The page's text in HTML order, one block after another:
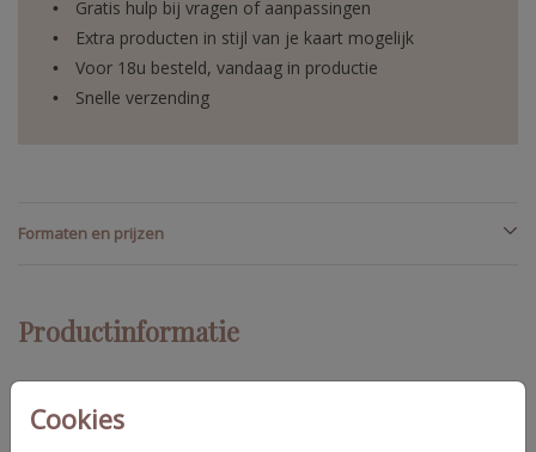
Cookies
Gratis hulp bij vragen of aanpassingen
Extra producten in stijl van je kaart mogelijk
Voor 18u besteld, vandaag in productie
Snelle verzending
Formaten en prijzen
Productinformatie
Trouwkaart in groen tinten met ecru